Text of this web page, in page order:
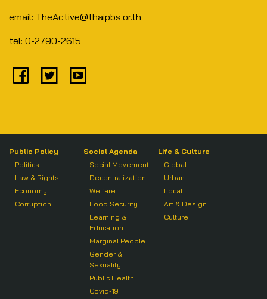
email: TheActive@thaipbs.or.th
tel: 0-2790-2615
Public Policy
Politics
Law & Rights
Economy
Corruption
Social Agenda
Social Movement
Decentralization
Welfare
Food Security
Learning &
Education
Marginal People
Gender &
Sexuality
Public Health
Covid-19
Life & Culture
Global
Urban
Local
Art & Design
Culture